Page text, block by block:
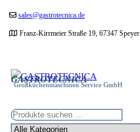
Zumsales@gastrotecnica.de
Franz-Kirrmeier Straße 19, 67347 Speyer
GASTROTECNICA
Großküchenmaschinen Service GmbH